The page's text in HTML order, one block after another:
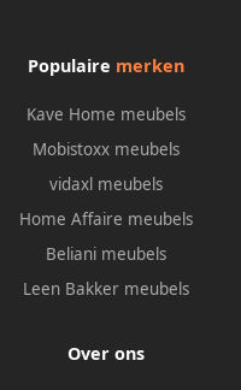
Populaire merken
Kave Home meubels
Mobistoxx meubels
vidaxl meubels
Home Affaire meubels
Beliani meubels
Leen Bakker meubels
Over ons